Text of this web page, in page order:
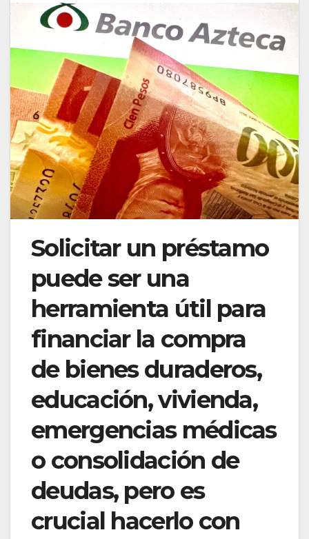
Solicitar un préstamo
puede ser una
herramienta útil para
financiar la compra
de bienes duraderos,
educación, vivienda,
emergencias médicas
o consolidación de
deudas, pero es
crucial hacerlo con